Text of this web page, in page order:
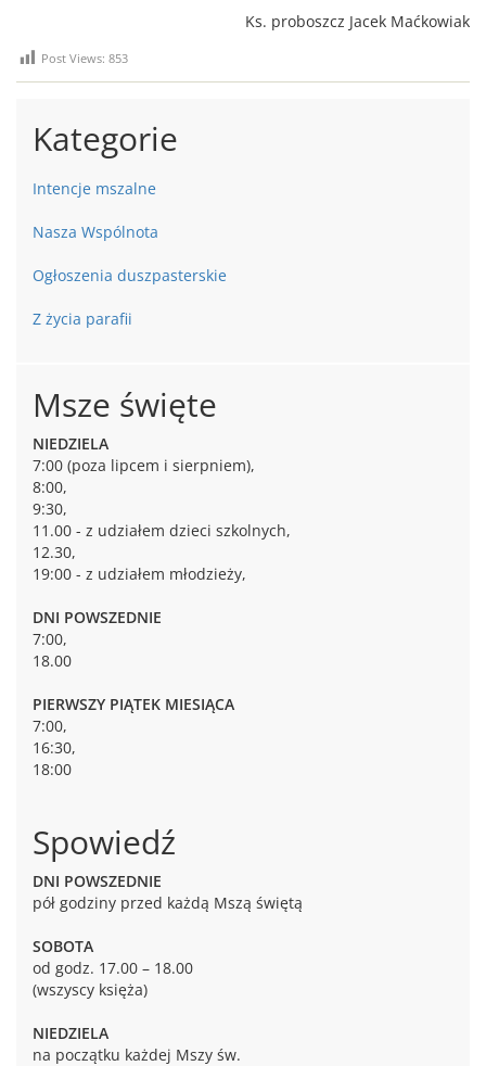
Ks. proboszcz Jacek Maćkowiak
Post Views: 853
Kategorie
Intencje mszalne
Nasza Wspólnota
Ogłoszenia duszpasterskie
Z życia parafii
Msze święte
NIEDZIELA
7:00 (poza lipcem i sierpniem),
8:00,
9:30,
11.00 - z udziałem dzieci szkolnych,
12.30,
19:00 - z udziałem młodzieży,
DNI POWSZEDNIE
7:00,
18.00
PIERWSZY PIĄTEK MIESIĄCA
7:00,
16:30,
18:00
Spowiedź
DNI POWSZEDNIE
pół godziny przed każdą Mszą świętą
SOBOTA
od godz. 17.00 – 18.00
(wszyscy księża)
NIEDZIELA
na początku każdej Mszy św.